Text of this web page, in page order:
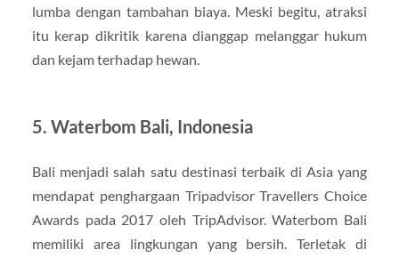
lumba dengan tambahan biaya. Meski begitu, atraksi
itu kerap dikritik karena dianggap melanggar hukum
dan kejam terhadap hewan.
5. Waterbom Bali, Indonesia
Bali menjadi salah satu destinasi terbaik di Asia yang
mendapat penghargaan Tripadvisor Travellers Choice
Awards pada 2017 oleh TripAdvisor. Waterbom Bali
memiliki area lingkungan yang bersih. Terletak di